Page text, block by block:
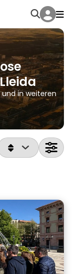
und in weiteren